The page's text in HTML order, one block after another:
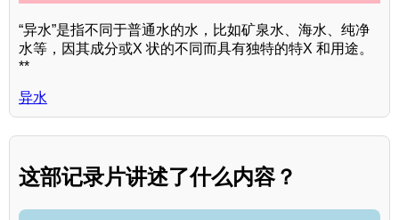
“异水”是指不同于普通水的水，比如矿泉水、海水、纯净
水等，因其成分或X 状的不同而具有独特的特X 和用途。
**
异水
这部记录片讲述了什么内容？